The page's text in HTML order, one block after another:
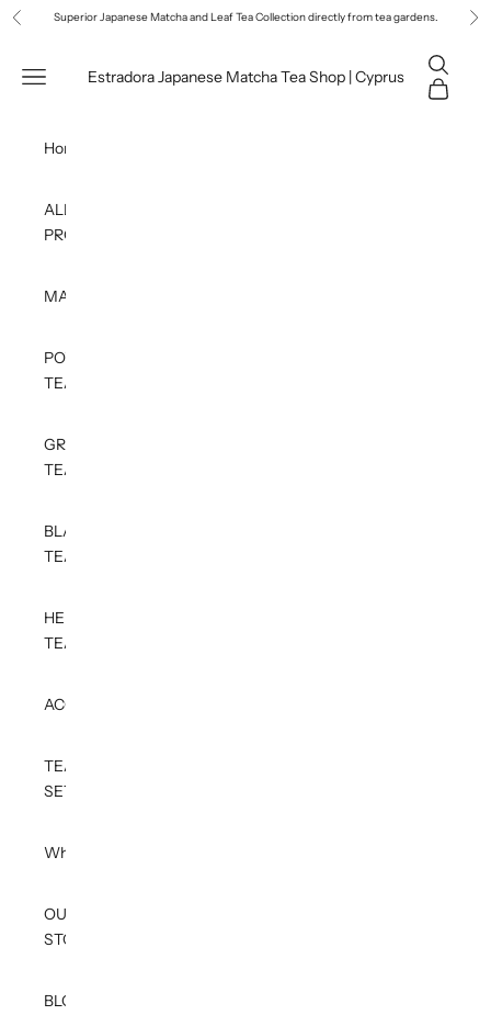
Skip to content
PreviousSuperior Japanese Matcha and Leaf Tea Collection directly from tea gardens.
Estradora Japanese Matcha Tea Shop | Cyprus
Open navigation menu
Open
Open
Home
ALL
PRODUCTS
MATCHA
POWDERED
TEAS
GREEN
TEA
BLACK
TEA
HERBAL
TEA
ACCESSORIES
TEA
SETS
Wholesale
OUR
STORY
BLOG